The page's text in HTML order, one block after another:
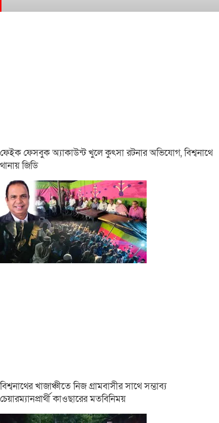
ফেইক ফেসবুক অ্যাকাউন্ট খুলে কুৎসা রটনার অভিযোগ, বিশ্বনাথে
থানায় জিডি
বিশ্বনাথের খাজাঞ্চীতে নিজ গ্রামবাসীর সাথে সম্ভাব্য
চেয়ারম্যানপ্রার্থী কাওছারের মতবিনিময়